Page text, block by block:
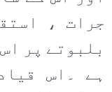
جرات ،
بلبوتے پر
ہے ۔اس